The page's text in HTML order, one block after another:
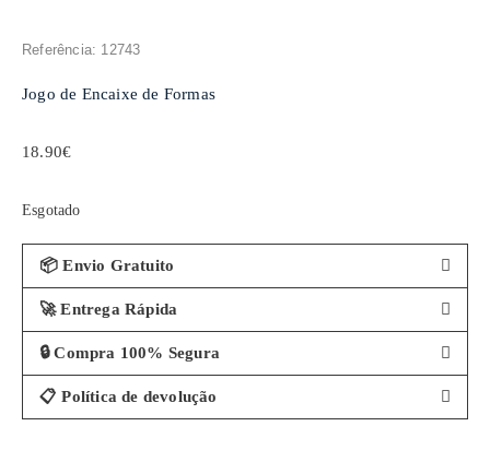
Referência: 12743
Jogo de Encaixe de Formas
18.90€
Esgotado
📦 Envio Gratuito
🚀 Entrega Rápida
🔒 Compra 100% Segura
📋 Política de devolução